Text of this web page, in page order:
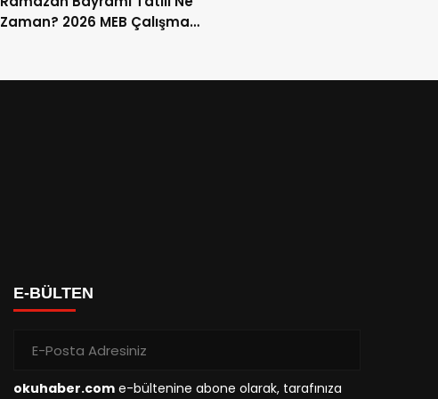
Zaman? 2026 MEB Çalışma
E-BÜLTEN
okuhaber.com e-bültenine abone olarak, tarafınıza